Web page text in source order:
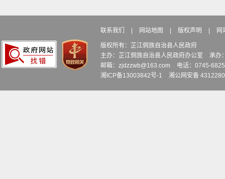
联系我们 | 网站地图 | 版权声明 | 网
版权所有：芷江侗族自治县人民政府
主办：芷江侗族自治县人民政府办公室
承办
邮箱：zjdzzwb@163.com
电话：0745-
湘ICP备13003842号-1
湘公网安备